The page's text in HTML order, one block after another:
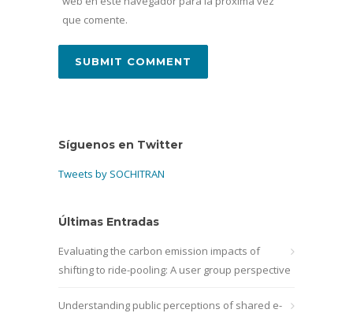
que comente.
Síguenos en Twitter
Tweets by SOCHITRAN
Últimas Entradas
Evaluating the carbon emission impacts of
shifting to ride-pooling: A user group perspective
Understanding public perceptions of shared e-